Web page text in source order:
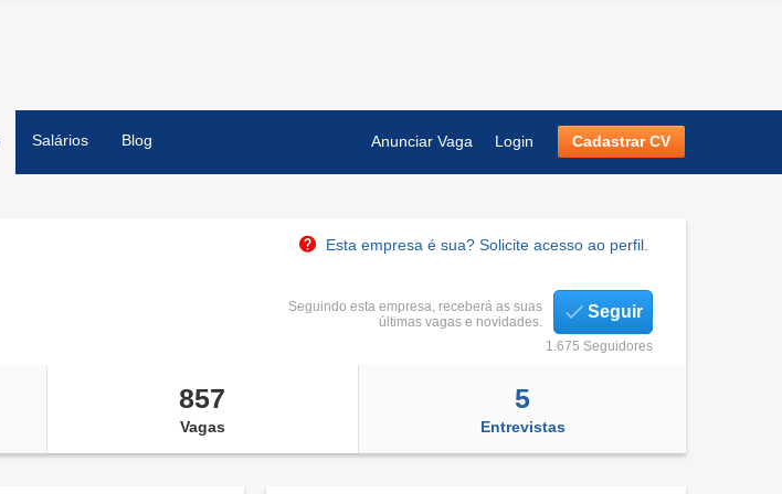
Salários Blog Anunciar Vaga Login Cadastrar CV
Esta empresa é sua? Solicite acesso ao perfil.
Seguindo esta empresa, receberá as suas
últimas vagas e novidades.
Seguir
1.675 Seguidores
857
Vagas
5
Entrevistas